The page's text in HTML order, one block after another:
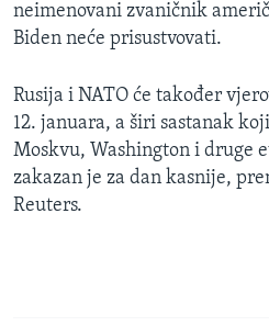
neimenovani zvaničnik
Biden neće prisustvovati.
Rusija i NATO će također
12. januara, a širi sastanak
Moskvu, Washington i druge
zakazan je za dan kasnije,
Reuters.